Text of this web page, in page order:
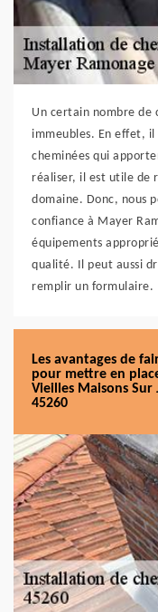
Un certain nombre de
immeubles. En effet,
cheminées qui
réaliser, il est utile de
domaine. Donc, nous
confiance à Mayer
équipements
qualité. Il peut aussi
remplir un formulaire.
Les avantages de
pour mettre en
Vieilles Maisons
45260